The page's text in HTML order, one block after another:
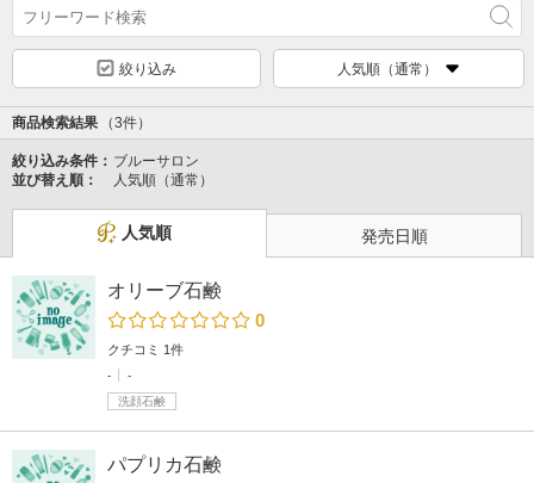
絞り込み 人気順（通常）
商品検索結果 （3件）
絞り込み条件： ブルーサロン
並び替え順：
人気順（通常）
人気順 発売日順
オリーブ石鹸
0
クチコミ 1件
-
-
洗顔石鹸
パプリカ石鹸